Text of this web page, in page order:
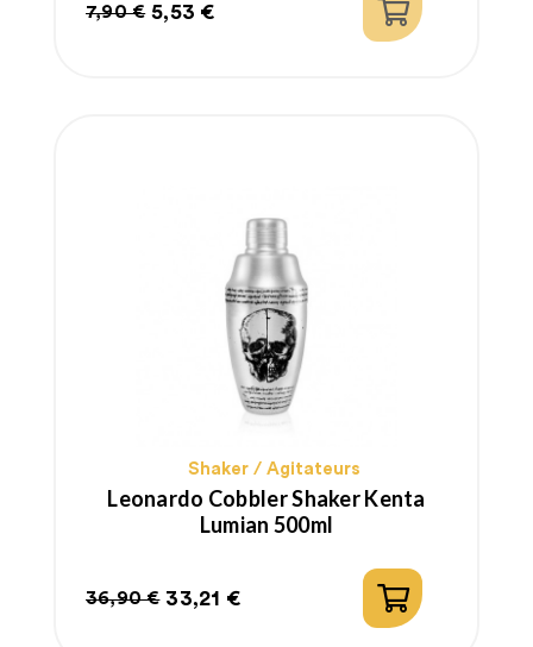
Prix
7,90 €
Prix
5,53 €
Shaker / Agitateurs
Leonardo Cobbler Shaker Kenta
Lumian 500ml
Prix
36,90 €
Prix
33,21 €